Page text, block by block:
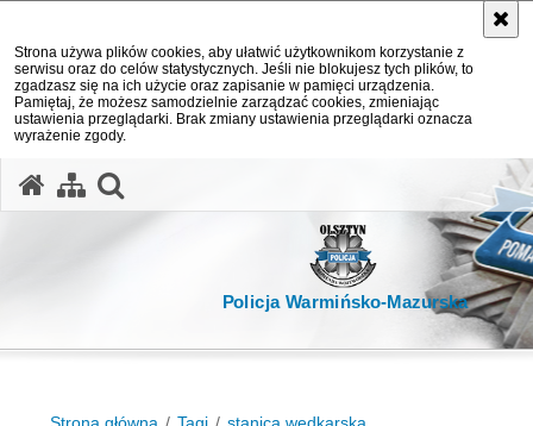
Strona używa plików cookies, aby ułatwić użytkownikom korzystanie z
serwisu oraz do celów statystycznych. Jeśli nie blokujesz tych plików, to
zgadzasz się na ich użycie oraz zapisanie w pamięci urządzenia.
Pamiętaj, że możesz samodzielnie zarządzać cookies, zmieniając
ustawienia przeglądarki. Brak zmiany ustawienia przeglądarki oznacza
wyrażenie zgody.
Policja Warmińsko-Mazurska